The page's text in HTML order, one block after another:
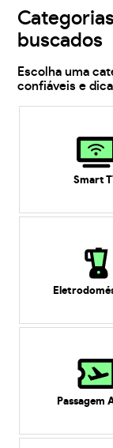
buscados
Escolha uma
confiáveis e
Smart
Passagem